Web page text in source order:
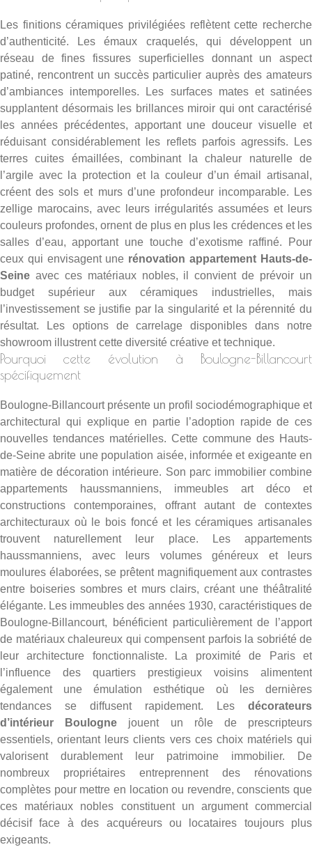
Les finitions céramiques privilégiées reflètent cette recherche
d’authenticité. Les émaux craquelés, qui développent un
réseau de fines fissures superficielles donnant un aspect
patiné, rencontrent un succès particulier auprès des amateurs
d’ambiances intemporelles. Les surfaces mates et satinées
supplantent désormais les brillances miroir qui ont caractérisé
les années précédentes, apportant une douceur visuelle et
réduisant considérablement les reflets parfois agressifs. Les
terres cuites émaillées, combinant la chaleur naturelle de
l’argile avec la protection et la couleur d’un émail artisanal,
créent des sols et murs d’une profondeur incomparable. Les
zellige marocains, avec leurs irrégularités assumées et leurs
couleurs profondes, ornent de plus en plus les crédences et les
salles d’eau, apportant une touche d’exotisme raffiné. Pour
ceux qui envisagent une rénovation appartement Hauts-de-
Seine avec ces matériaux nobles, il convient de prévoir un
budget supérieur aux céramiques industrielles, mais
l’investissement se justifie par la singularité et la pérennité du
résultat. Les options de carrelage disponibles dans notre
showroom illustrent cette diversité créative et technique.
Pourquoi cette évolution à Boulogne-Billancourt
spécifiquement
Boulogne-Billancourt présente un profil sociodémographique et
architectural qui explique en partie l’adoption rapide de ces
nouvelles tendances matérielles. Cette commune des Hauts-
de-Seine abrite une population aisée, informée et exigeante en
matière de décoration intérieure. Son parc immobilier combine
appartements haussmanniens, immeubles art déco et
constructions contemporaines, offrant autant de contextes
architecturaux où le bois foncé et les céramiques artisanales
trouvent naturellement leur place. Les appartements
haussmanniens, avec leurs volumes généreux et leurs
moulures élaborées, se prêtent magnifiquement aux contrastes
entre boiseries sombres et murs clairs, créant une théâtralité
élégante. Les immeubles des années 1930, caractéristiques de
Boulogne-Billancourt, bénéficient particulièrement de l’apport
de matériaux chaleureux qui compensent parfois la sobriété de
leur architecture fonctionnaliste. La proximité de Paris et
l’influence des quartiers prestigieux voisins alimentent
également une émulation esthétique où les dernières
tendances se diffusent rapidement. Les décorateurs
d’intérieur Boulogne jouent un rôle de prescripteurs
essentiels, orientant leurs clients vers ces choix matériels qui
valorisent durablement leur patrimoine immobilier. De
nombreux propriétaires entreprennent des rénovations
complètes pour mettre en location ou revendre, conscients que
ces matériaux nobles constituent un argument commercial
décisif face à des acquéreurs ou locataires toujours plus
exigeants.